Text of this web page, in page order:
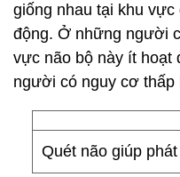
giống nhau tại khu
động. Ở những người
vực não bộ này ít hoạt
người có nguy cơ thấp
Quét não giúp